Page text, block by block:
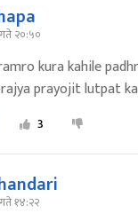
२०:५०
kura kahile
prayojit lutpat
3
१४:२२